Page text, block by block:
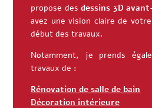
propose desdessins 3D
avez une vision claire de
début des travaux.
Notamment, je prends
travaux de :
Rénovation de salle de bain
Décoration intérieure